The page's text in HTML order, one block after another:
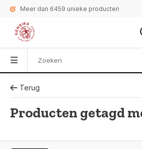
Meer dan 6459 unieke producten
Terug
Producten getagd